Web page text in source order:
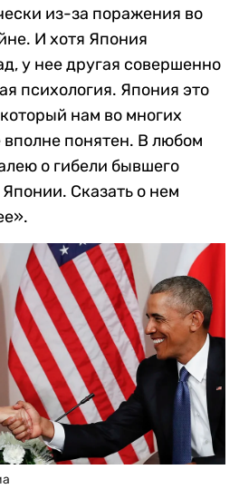
из-за поражения во
И хотя Япония
у нее другая совершенно
психология. Япония это
нам во многих
понятен. В любом
о гибели бывшего
Сказать о нем